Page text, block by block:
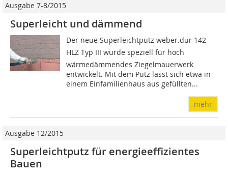
Ausgabe 7-8/2015
Superleicht und dämmend
Der neue Superleichtputz weber.dur 142
HLZ Typ III wurde speziell für hoch
wärmedämmendes Ziegelmauerwerk
entwickelt. Mit dem Putz lässt sich etwa in
einem Einfamilienhaus aus gefüllten...
mehr
Ausgabe 12/2015
Superleichtputz für energieeffizientes
Bauen